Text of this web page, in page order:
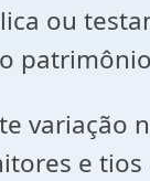
ou
no
e